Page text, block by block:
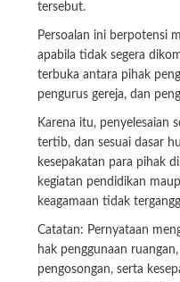
tersebut.
Persoalan ini berpotensi
apabila tidak segera
terbuka antara pihak
pengurus gereja, dan
Karena itu, penyelesaian
tertib, dan sesuai dasar
kesepakatan para pihak
kegiatan pendidikan
keagamaan tidak
Catatan: Pernyataan
hak penggunaan
pengosongan, serta